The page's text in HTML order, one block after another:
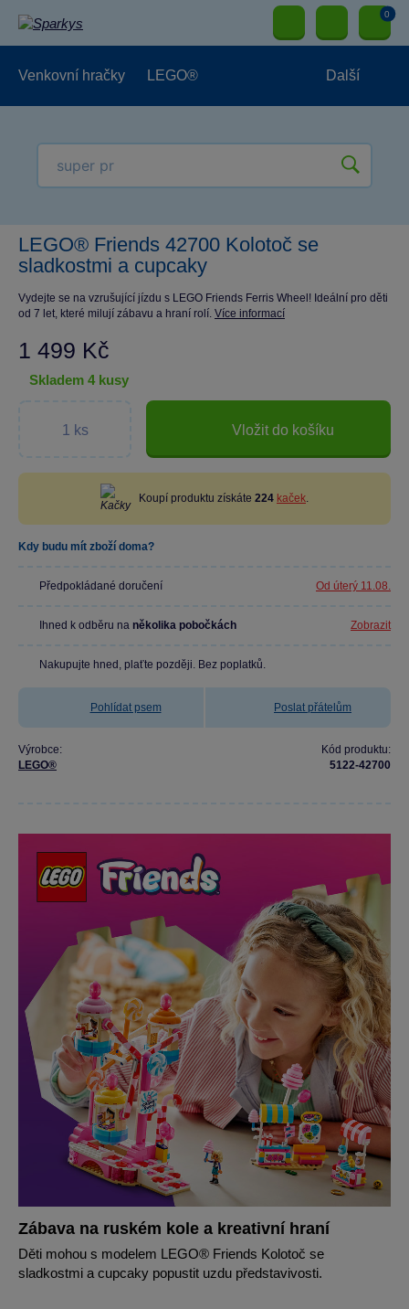
0
Venkovní hračky LEGO® Další
LEGO® Friends 42700 Kolotoč se
sladkostmi a cupcaky
Vydejte se na vzrušující jízdu s LEGO Friends Ferris Wheel! Ideální pro děti
od 7 let, které milují zábavu a hraní rolí. Více informací
1 499 Kč
skladem 4 kusy
Vložit do košíku
Koupí produktu získáte 224 kaček.
Kdy budu mít zboží doma?
Předpokládané doručení Od úterý 11.08.
Ihned k odběru na několika pobočkách Zobrazit
Nakupujte hned, plaťte později. Bez poplatků.
Pohlídat psem Poslat přátelům
Výrobce:
LEGO®
Kód produktu:
5122-42700
Zábava na ruském kole a kreativní hraní
Děti mohou s modelem LEGO® Friends Kolotoč se
sladkostmi a cupcaky popustit uzdu představivosti.